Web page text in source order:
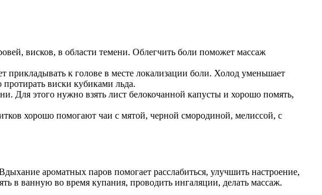
висков, в области темени. Облегчить боли поможет массаж
прикладывать к голове в месте локализации боли. Холод уменьшает
виски кубиками льда.
Для этого нужно взять лист белокочанной капусты и хорошо помять,
хорошо помогают чаи с мятой, черной смородиной, мелиссой, с
ароматных паров помогает расслабиться, улучшить настроение,
в ванную во время купания, проводить ингаляции, делать массаж.